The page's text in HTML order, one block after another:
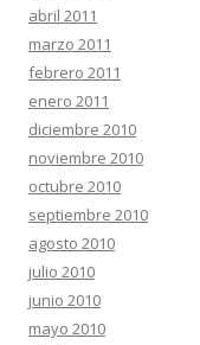
abril 2011
marzo 2011
febrero 2011
enero 2011
diciembre 2010
noviembre 2010
octubre 2010
septiembre 2010
agosto 2010
julio 2010
junio 2010
mayo 2010